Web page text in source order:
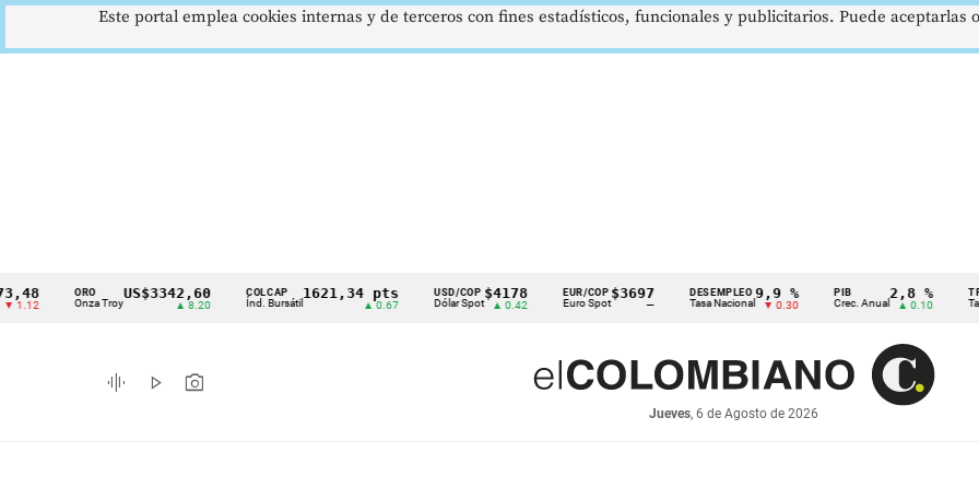
Cintillo
indicadores
económicos
ORO
Onza Troy
US$3342,60 COLCAP
Índ. Bursátil
1621,34 pts USD/COP
Dólar Spot
$4178
▲ 0.42
EUR/COP
Euro Spot
$3697
—
DESEMPLEO
Tasa Nacional
9,9 %
▼ 0.30
PIB
Crec. Anual
2,8 %
▲ 0.10
TRM
Tasa Rep.
graphic_eq play_arrow photo_camera
Jueves, 6 de Agosto de 2026
Este portal emplea cookies internas y de terceros con fines estadísticos, funcionales y publicitarios. Puede aceptarlas